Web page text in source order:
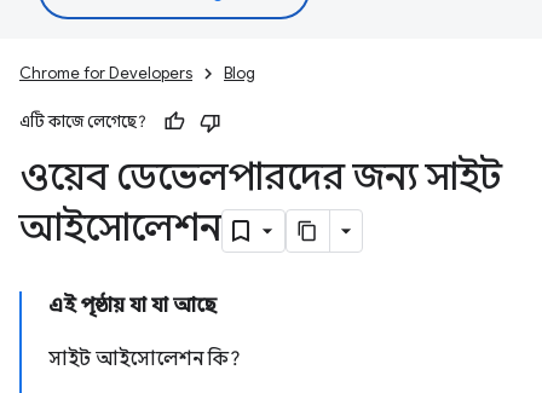
Chrome for Developers Blog
এটি কাজে লেগেছে?
ওয়েব ডেভেলপারদের জন্য সাইট
আইসোলেশন
এই পৃষ্ঠায় যা যা আছে
সাইট আইসোলেশন কি?